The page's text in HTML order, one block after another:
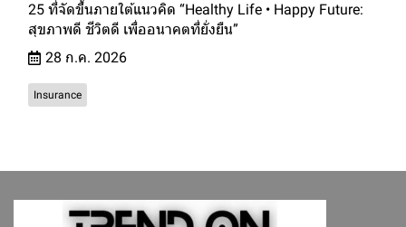
25 ที่จัดขึ้นภายใต้แนวคิด “Healthy Life • Happy Future:
สุขภาพดี ชีวิตดี เพื่ออนาคตที่ยั่งยืน”
28 ก.ค. 2026
Insurance